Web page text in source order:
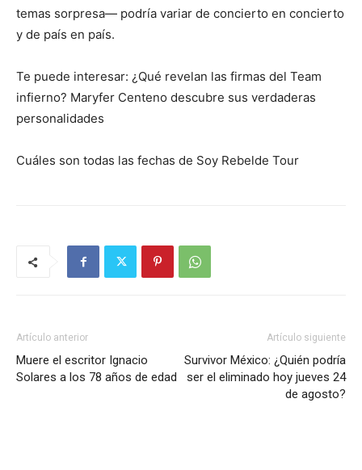
temas sorpresa— podría variar de concierto en concierto
y de país en país.
Te puede interesar: ¿Qué revelan las firmas del Team
infierno? Maryfer Centeno descubre sus verdaderas
personalidades
Cuáles son todas las fechas de Soy Rebelde Tour
Artículo anterior
Muere el escritor Ignacio
Solares a los 78 años de edad
Artículo siguiente
Survivor México: ¿Quién podría
ser el eliminado hoy jueves 24
de agosto?